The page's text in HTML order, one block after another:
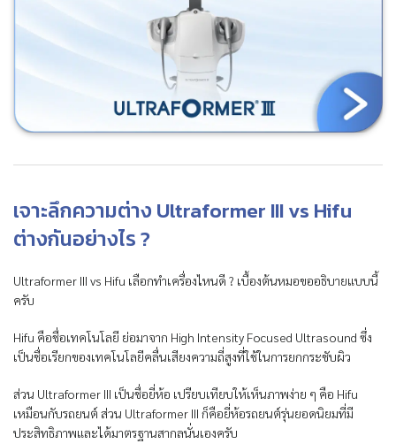
เจาะลึกความต่าง Ultraformer III vs Hifu
ต่างกันอย่างไร ?
Ultraformer III vs Hifu เลือกทำเครื่องไหนดี ? เบื้องต้นหมอขออธิบายแบบนี้
ครับ
Hifu คือชื่อเทคโนโลยี ย่อมาจาก High Intensity Focused Ultrasound ซึ่ง
เป็นชื่อเรียกของเทคโนโลยีคลื่นเสียงความถี่สูงที่ใช้ในการยกกระชับผิว
ส่วน Ultraformer III เป็นชื่อยี่ห้อ เปรียบเทียบให้เห็นภาพง่าย ๆ คือ Hifu
เหมือนกับรถยนต์ ส่วน Ultraformer III ก็คือยี่ห้อรถยนต์รุ่นยอดนิยมที่มี
ประสิทธิภาพและได้มาตรฐานสากลนั่นเองครับ